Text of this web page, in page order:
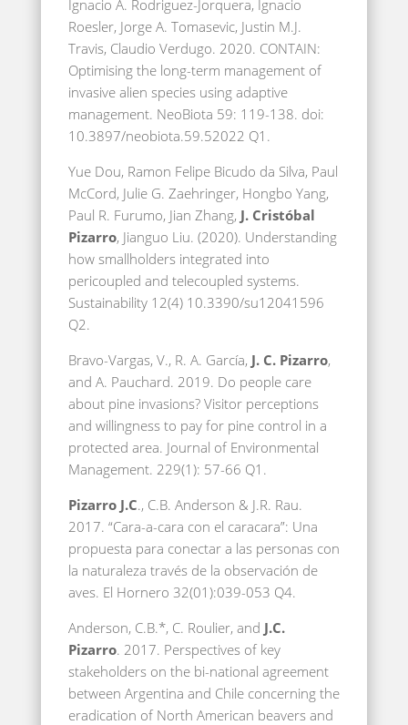
Ignacio A. Rodriguez-Jorquera, Ignacio
Roesler, Jorge A. Tomasevic, Justin M.J.
Travis, Claudio Verdugo. 2020. CONTAIN:
Optimising the long-term management of
invasive alien species using adaptive
management. NeoBiota 59: 119-138. doi:
10.3897/neobiota.59.52022 Q1.
Yue Dou, Ramon Felipe Bicudo da Silva, Paul
McCord, Julie G. Zaehringer, Hongbo Yang,
Paul R. Furumo, Jian Zhang, J. Cristóbal
Pizarro, Jianguo Liu. (2020). Understanding
how smallholders integrated into
pericoupled and telecoupled systems.
Sustainability 12(4) 10.3390/su12041596
Q2.
Bravo-Vargas, V., R. A. García, J. C. Pizarro,
and A. Pauchard. 2019. Do people care
about pine invasions? Visitor perceptions
and willingness to pay for pine control in a
protected area. Journal of Environmental
Management. 229(1): 57-66 Q1.
Pizarro J.C., C.B. Anderson & J.R. Rau.
2017. “Cara-a-cara con el caracara”: Una
propuesta para conectar a las personas con
la naturaleza través de la observación de
aves. El Hornero 32(01):039-053 Q4.
Anderson, C.B.*, C. Roulier, and J.C.
Pizarro. 2017. Perspectives of key
stakeholders on the bi-national agreement
between Argentina and Chile concerning the
eradication of North American beavers and